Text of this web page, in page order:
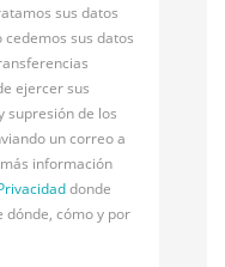
sus datos
sus datos
ejercer sus
supresión de los
un correo a
información
donde
cómo y por